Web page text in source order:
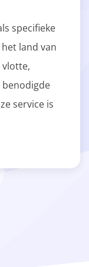
specifieke
land van
service is